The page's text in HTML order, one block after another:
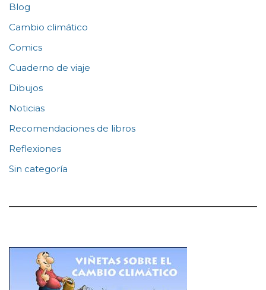
Blog
Cambio climático
Comics
Cuaderno de viaje
Dibujos
Noticias
Recomendaciones de libros
Reflexiones
Sin categoría